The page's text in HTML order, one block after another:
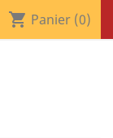
shopping_cart Panier (0)